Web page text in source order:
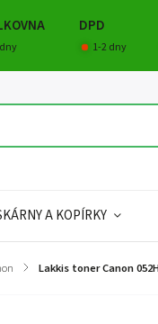
DPD
1-2 dny
A KOPÍRKY
/ Lakkis toner Canon